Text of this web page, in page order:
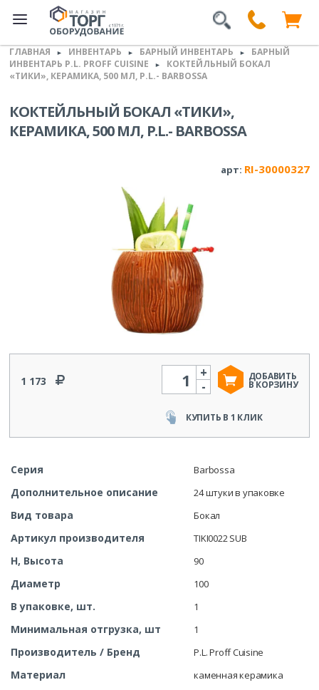
ГЛАВНАЯ ► ИНВЕНТАРЬ ► БАРНЫЙ ИНВЕНТАРЬ ►
БАРНЫЙ
ИНВЕНТАРЬ P.L. PROFF CUISINE
►
КОКТЕЙЛЬНЫЙ БОКАЛ
«ТИКИ», КЕРАМИКА, 500 МЛ, P.L.- BARBOSSA
КОКТЕЙЛЬНЫЙ БОКАЛ «ТИКИ»,
КЕРАМИКА, 500 МЛ, P.L.- BARBOSSA
арт: RI-30000327
1 173
Количество
-
+ ДОБАВИТЬ
В КОРЗИНУ
КУПИТЬ В 1 КЛИК
Серия Barbossa
Дополнительное описание 24 штуки в упаковке
Вид товара Бокал
Артикул производителя TIKI0022 SUB
H, Высота 90
Диаметр 100
В упаковке, шт. 1
Минимальная отгрузка, шт 1
Производитель / Бренд P.L. Proff Cuisine
Материал каменная керамика